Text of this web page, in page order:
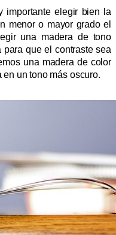
importante elegir bien la
menor o mayor grado el
una madera de tono
que el contraste sea
una madera de color
un tono más oscuro.